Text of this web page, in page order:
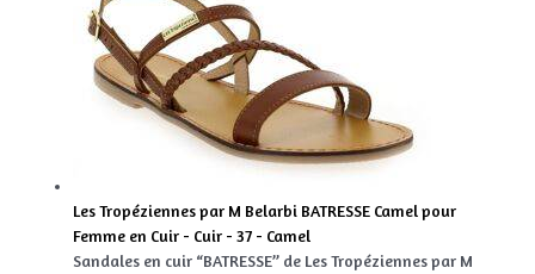
Les Tropéziennes par M Belarbi BATRESSE Camel pour
Femme en Cuir - Cuir - 37 - Camel
Sandales en cuir “BATRESSE” de Les Tropéziennes par M